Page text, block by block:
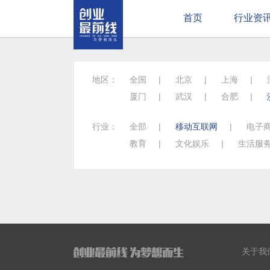
首页 行业资
地区： 全国 | 北京 | 上海 |
厦门
| 武汉 | 合肥 |
行业： 全部 | 移动互联网 | 电子
教育
| 文化娱乐 | 生活服
关于我